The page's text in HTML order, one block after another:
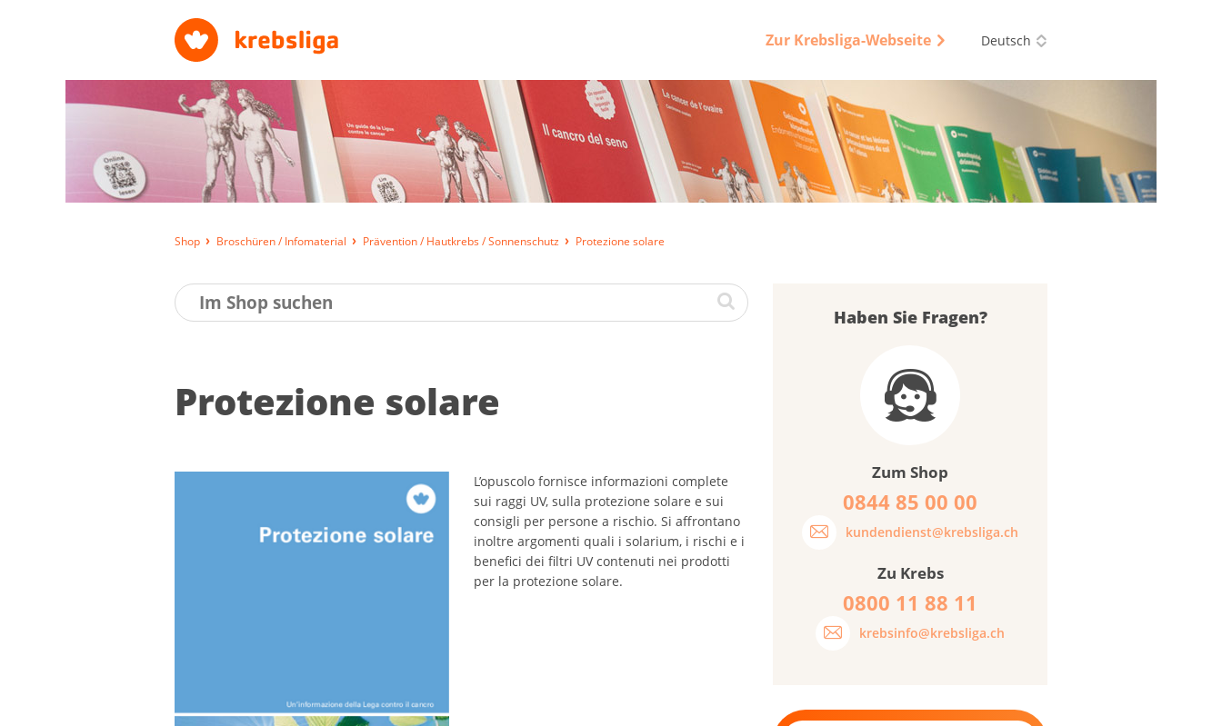
Zur Krebsliga-Webseite Deutsch
Shop Broschüren / Infomaterial Prävention / Hautkrebs / Sonnenschutz Protezione solare
Protezione solare
L’opuscolo fornisce informazioni complete
sui raggi UV, sulla protezione solare e sui
consigli per persone a rischio. Si affrontano
inoltre argomenti quali i solarium, i rischi e i
benefici dei filtri UV contenuti nei prodotti
per la protezione solare.
Haben Sie Fragen?
Zum Shop
0844 85 00 00
kundendienst@krebsliga.ch
Zu Krebs
0800 11 88 11
krebsinfo@krebsliga.ch